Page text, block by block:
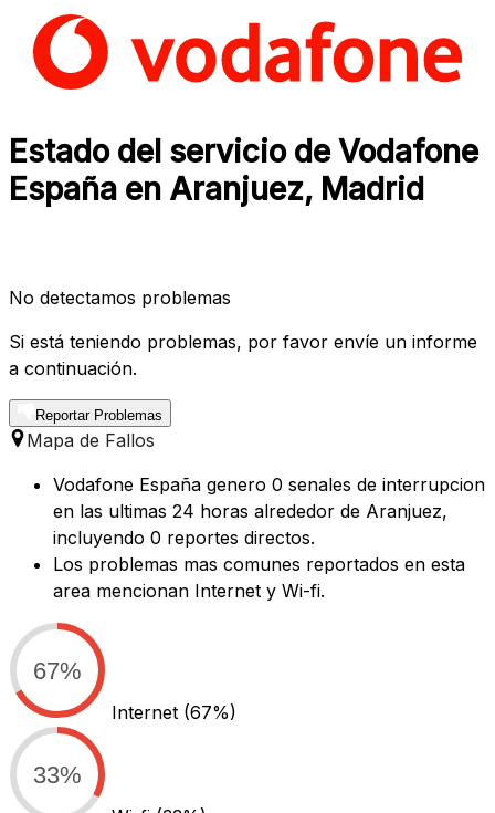
Estado del servicio de Vodafone
España en Aranjuez, Madrid
No detectamos problemas
Si está teniendo problemas, por favor envíe un informe
a continuación.
Reportar Problemas
Mapa de Fallos
Vodafone España genero 0 senales de interrupcion
en las ultimas 24 horas alrededor de Aranjuez,
incluyendo 0 reportes directos.
Los problemas mas comunes reportados en esta
area mencionan Internet y Wi-fi.
67%
Internet (67%)
33%